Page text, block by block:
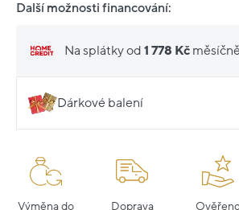
Další možnosti financování:
Na splátky od 1 778 Kč
Dárkové balení
Výměna do
Doprava